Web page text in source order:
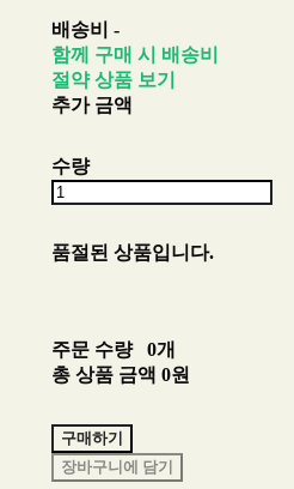
배송비 -
함께 구매 시 배송비
절약 상품 보기
추가 금액
수량
품절된 상품입니다.
주문 수량
0개
총 상품 금액 0원
구매하기
장바구니에 담기